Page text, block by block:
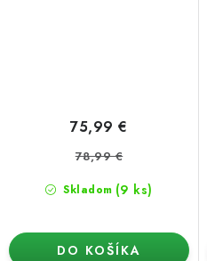
Skladom (9 ks)
75,99 €
78,99 €
DO KOŠÍKA